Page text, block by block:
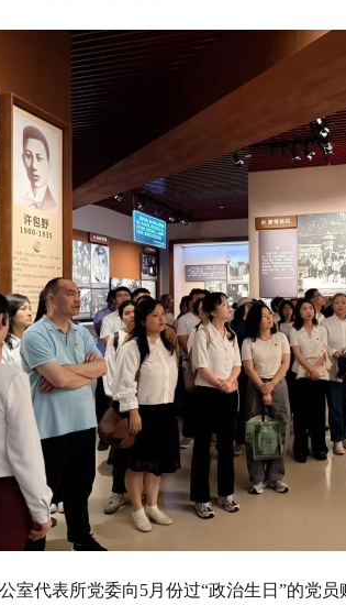
室代表所党委向5月份过“政治生日”的党